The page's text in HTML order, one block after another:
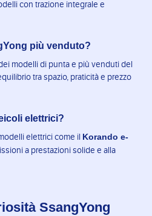
con trazione integrale e
più venduto?
modelli di punta e più venduti del
tra spazio, praticità e prezzo
elettrici?
elettrici come il Korando e-
a prestazioni solide e alla
SsangYong